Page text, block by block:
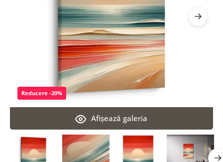
Afişează galeria
Reducere -20%